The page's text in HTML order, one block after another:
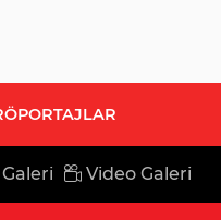
Video Galeri